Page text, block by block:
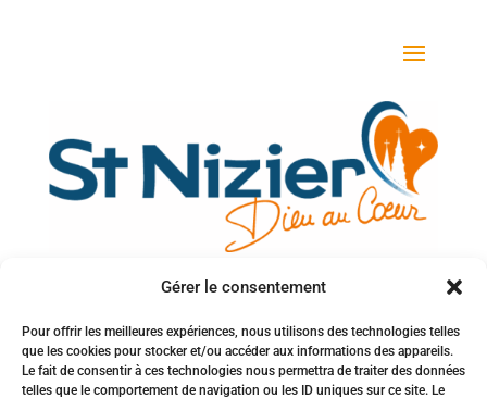
Gérer le consentement
Pour offrir les meilleures expériences, nous utilisons des technologies telles
que les cookies pour stocker et/ou accéder aux informations des appareils.
Le fait de consentir à ces technologies nous permettra de traiter des données
telles que le comportement de navigation ou les ID uniques sur ce site. Le
Votre adresse e-mail
Inscription à la newsletter